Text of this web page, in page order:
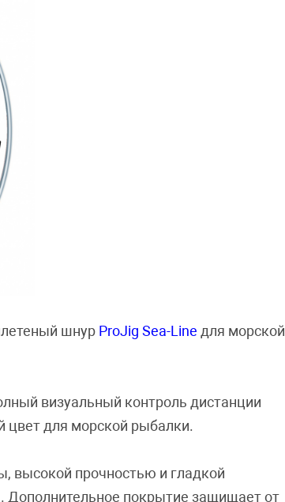
шнур ProJig Sea-Line для морской
визуальный контроль дистанции
цвет для морской рыбалки.
высокой прочностью и гладкой
Дополнительное покрытие защищает от